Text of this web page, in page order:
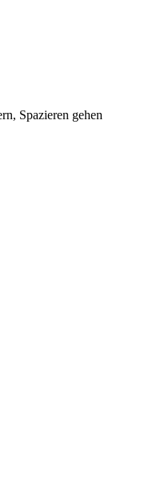
Spazieren gehen